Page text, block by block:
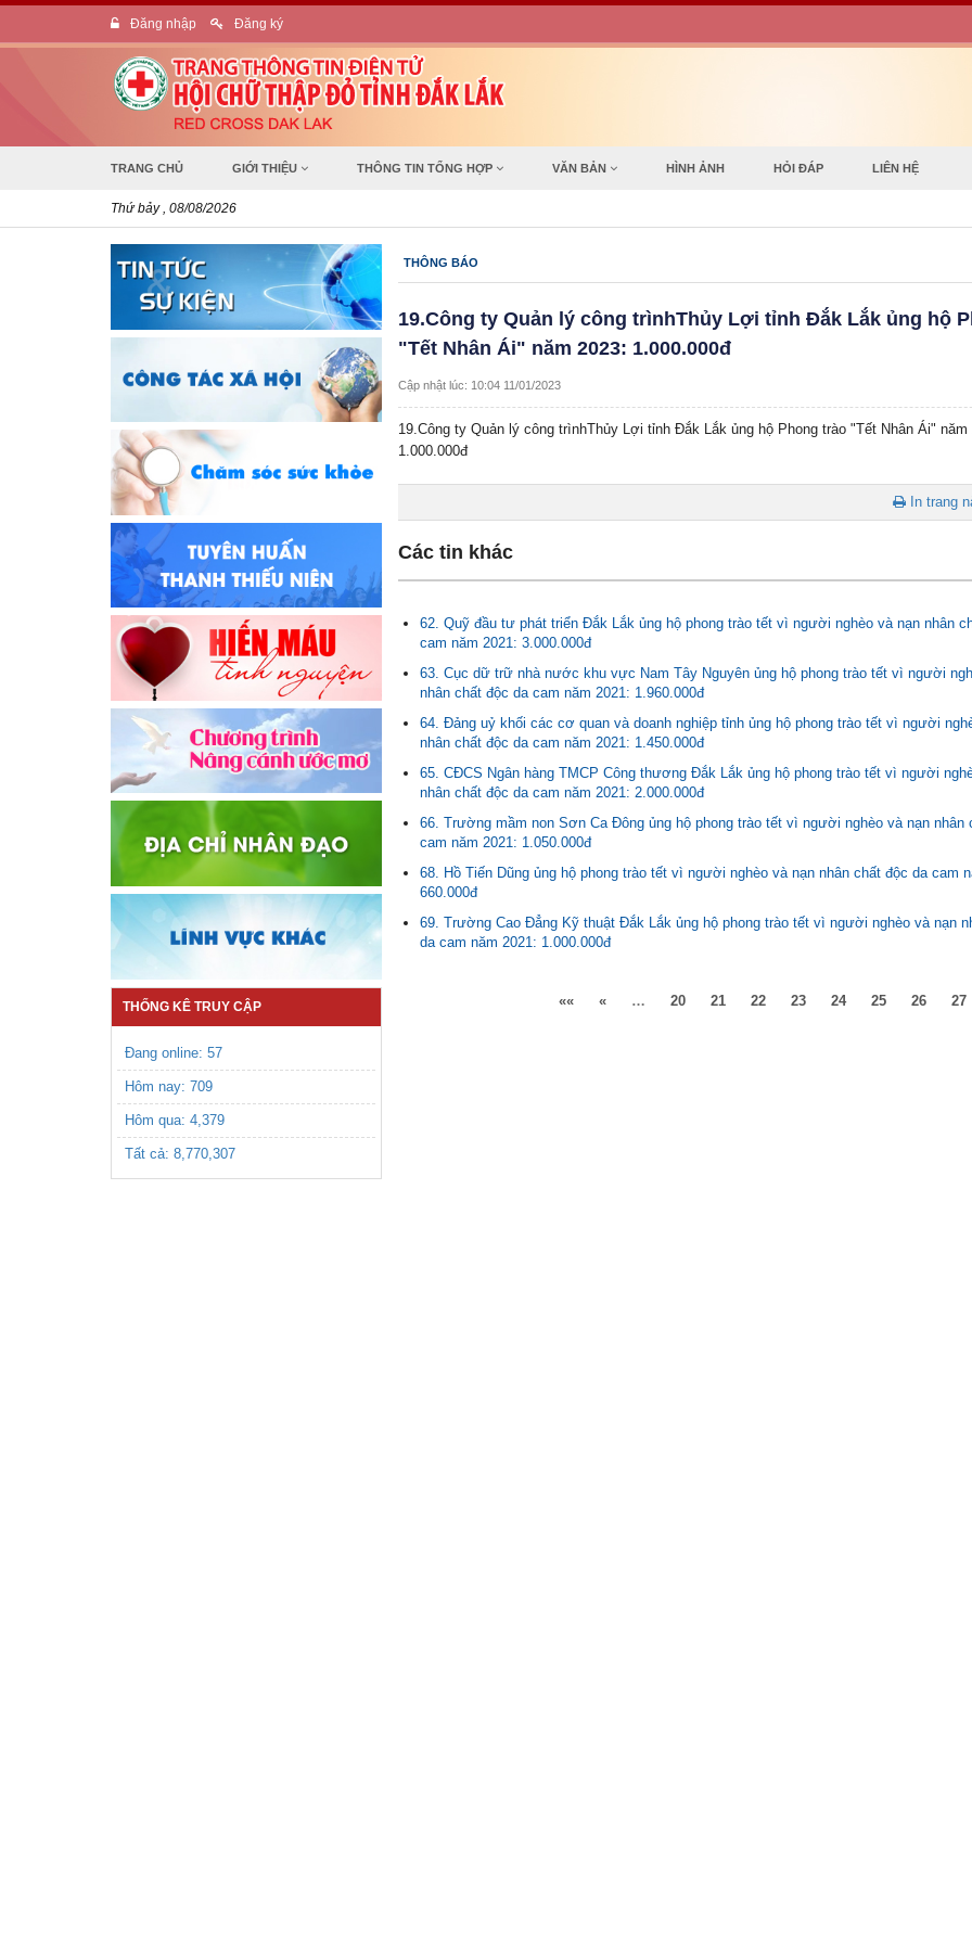
Đăng nhập Đăng ký
TRANG CHỦ GIỚI THIỆU THÔNG TIN TỔNG HỢP VĂN BẢN HÌNH ẢNH HỎI ĐÁP LIÊN HỆ
Thứ bảy , 08/08/2026
THỐNG KÊ TRUY CẬP
Đang online: 57
Hôm nay: 709
Hôm qua: 4,379
Tất cả: 8,770,307
THÔNG BÁO
19.Công ty Quản lý công trìnhThủy Lợi tỉnh Đắk Lắk ủng hộ
"Tết Nhân Ái" năm 2023: 1.000.000đ
Cập nhật lúc: 10:04 11/01/2023
19.Công ty Quản lý công trìnhThủy Lợi tỉnh Đắk Lắk ủng hộ Phong trào "Tết Nhân Ái" năm
1.000.000đ
In trang
Các tin khác
62. Quỹ đầu tư phát triển Đắk Lắk ủng hộ phong trào tết vì người nghèo và nạn nhân
cam năm 2021: 3.000.000đ
63. Cục dữ trữ nhà nước khu vực Nam Tây Nguyên ủng hộ phong trào tết vì người
nhân chất độc da cam năm 2021: 1.960.000đ
64. Đảng uỷ khối các cơ quan và doanh nghiệp tỉnh ủng hộ phong trào tết vì người
nhân chất độc da cam năm 2021: 1.450.000đ
65. CĐCS Ngân hàng TMCP Công thương Đắk Lắk ủng hộ phong trào tết vì người
nhân chất độc da cam năm 2021: 2.000.000đ
66. Trường mầm non Sơn Ca Đông ủng hộ phong trào tết vì người nghèo và nạn nhân
cam năm 2021: 1.050.000đ
68. Hồ Tiến Dũng ủng hộ phong trào tết vì người nghèo và nạn nhân chất độc da cam
660.000đ
69. Trường Cao Đẳng Kỹ thuật Đắk Lắk ủng hộ phong trào tết vì người nghèo và nạn
da cam năm 2021: 1.000.000đ
«« « … 20 21 22 23 24 25 26 27